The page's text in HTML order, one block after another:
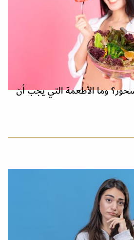
وما الأطعمة التي يجب أن